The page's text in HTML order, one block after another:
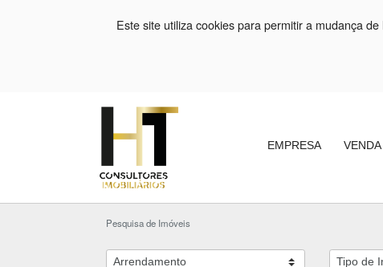
Este site utiliza cookies para permitir a mudança
EMPRESA VENDA
Pesquisa de Imóveis